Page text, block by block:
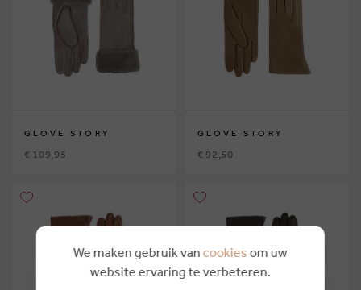
GLOVE STORY
€ 109,95
GLOVE STORY
€ 92,50
We maken gebruik van cookies om uw
website ervaring te verbeteren.